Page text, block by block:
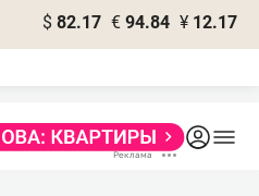
$ 82.17 € 94.84 ¥ 12.17